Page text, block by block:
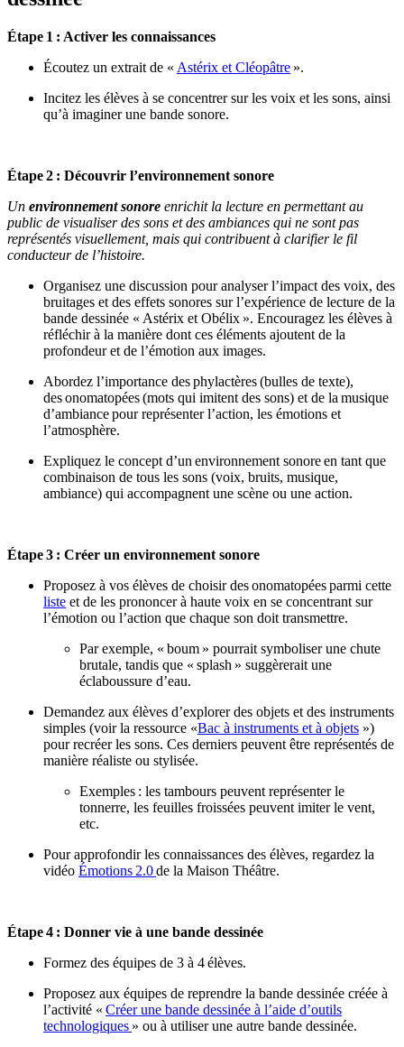
Étape 1 : Activer les connaissances
Écoutez un extrait de « Astérix et Cléopâtre ».
Incitez les élèves à se concentrer sur les voix et les sons, ainsi
qu’à imaginer une bande sonore.
Étape2 : Découvrir l’environnement sonore
Un environnement sonore enrichit la lecture en permettant au
public de visualiser des sons et des ambiances qui ne sont pas
représentés visuellement, mais qui contribuent à clarifier le fil
conducteur de l’histoire.
Organisez une discussion pour analyser l’impact des voix, des
bruitages et des effets sonores sur l’expérience de lecture de la
bande dessinée « Astérix et Obélix ». Encouragez les élèves à
réfléchir à la manière dont ces éléments ajoutent de la
profondeur et de l’émotion aux images.
Abordez l’importance desphylactères(bulles de texte),
desonomatopées(mots qui imitent des sons) et de la musique
d’ambiancepour représenter l’action, les émotions et
l’atmosphère.
Expliquez le concept d’un environnement sonoreen tant que
combinaison de tous les sons (voix, bruits, musique,
ambiance) qui accompagnent une scène ou une action.
Étape3 : Créer un environnement sonore
Proposez à vos élèves de choisir desonomatopéesparmi cette
liste et de les prononcer à haute voix en se concentrant sur
l’émotion ou l’action que chaque son doit transmettre.
Par exemple, « boum » pourrait symboliser une chute
brutale, tandis que « splash » suggèrerait une
éclaboussure d’eau.
Demandez aux élèves d’explorer des objets et des instruments
simples (voir la ressource «Bac à instruments et à objets »)
pour recréer les sons. Ces derniers peuvent être représentés de
manière réaliste ou stylisée.
Exemples : les tambours peuvent représenter le
tonnerre, les feuilles froissées peuvent imiter le vent,
etc.
Pour approfondir les connaissances des élèves, regardez la
vidéo Émotions 2.0de la Maison Théâtre.
Étape4 : Donner vie à une bande dessinée
Formez des équipes de 3 à 4élèves.
Proposez aux équipes de reprendre la bande dessinée créée à
l’activité « Créer une bande dessinée à l’aide d’outils
technologiques » ou à utiliser une autre bande dessinée.